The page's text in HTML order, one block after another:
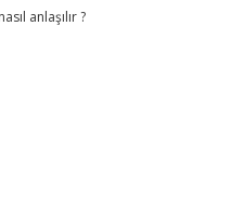
anlaşılır ?